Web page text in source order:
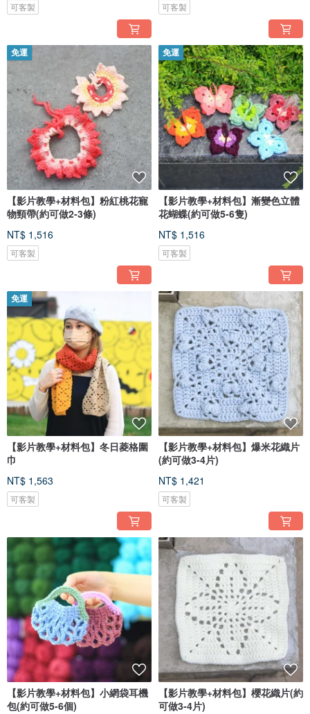
可客製 可客製
免運
【影片教學+材料包】粉紅桃花寵
物頸帶(約可做2-3條)
NT$ 1,516
可客製
免運
【影片教學+材料包】漸變色立體
花蝴蝶(約可做5-6隻)
NT$ 1,516
可客製
免運
【影片教學+材料包】冬日菱格圍
巾
NT$ 1,563
可客製
【影片教學+材料包】爆米花織片
(約可做3-4片)
NT$ 1,421
可客製
【影片教學+材料包】小網袋耳機
包(約可做5-6個)
【影片教學+材料包】櫻花織片(約
可做3-4片)